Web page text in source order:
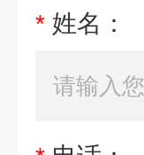
* 姓名：